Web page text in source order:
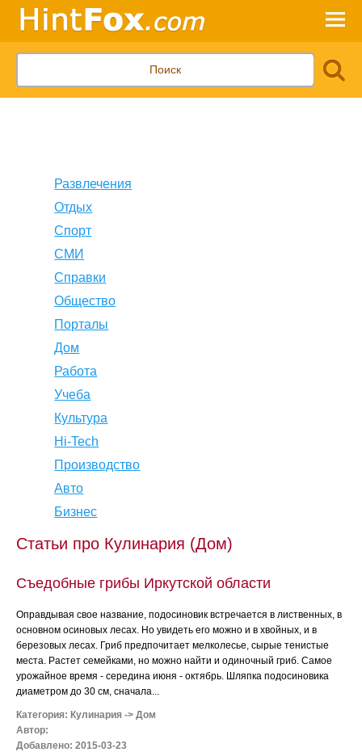
Развлечения
Отдых
Спорт
СМИ
Справки
Общество
Порталы
Дом
Работа
Учеба
Культура
Hi-Tech
Производство
Авто
Бизнес
Статьи про Кулинария (Дом)
Съедобные грибы Иркутской области
Оправдывая свое название, подосиновик встречается в лиственных, в
основном осиновых лесах. Но увидеть его можно и в хвойных, и в
березовых лесах. Гриб предпочитает мелколесье, сырые тенистые
места. Растет семейками, но можно найти и одиночный гриб. Самое
урожайное время - середина июня - октябрь. Шляпка подосиновика
диаметром до 30 см, сначала...
Категория: Кулинария -> Дом
Автор:
Добавлено: 2015-03-23